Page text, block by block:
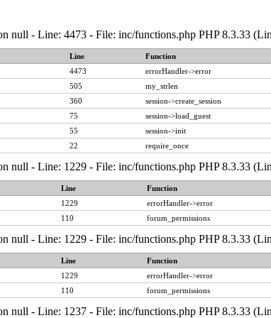
null - Line: 4473 - File: inc/functions.php PHP 8.3.33
Line
Function
4473
errorHandler->error
505
my_strlen
360
session->create_session
75
session->load_guest
55
session->init
22 require_once
null - Line: 1229 - File: inc/functions.php PHP 8.3.33
Line
Function
1229
errorHandler->error
110 forum_permissions
null - Line: 1229 - File: inc/functions.php PHP 8.3.33
Line
Function
1229
errorHandler->error
110 forum_permissions
null - Line: 1237 - File: inc/functions.php PHP 8.3.33